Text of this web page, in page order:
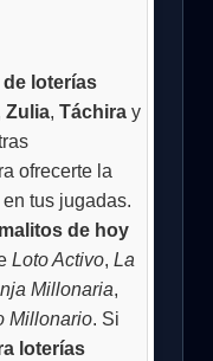
loterías
Zulia, Táchiray
ofrecerte la
tus jugadas.
de hoy
Loto Activo, La
Millonaria,
Millonario. Si
loterías